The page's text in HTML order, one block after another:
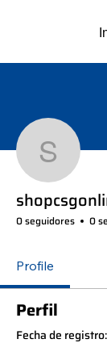
0 seguidores 0
Profile
Perfil
Fecha de